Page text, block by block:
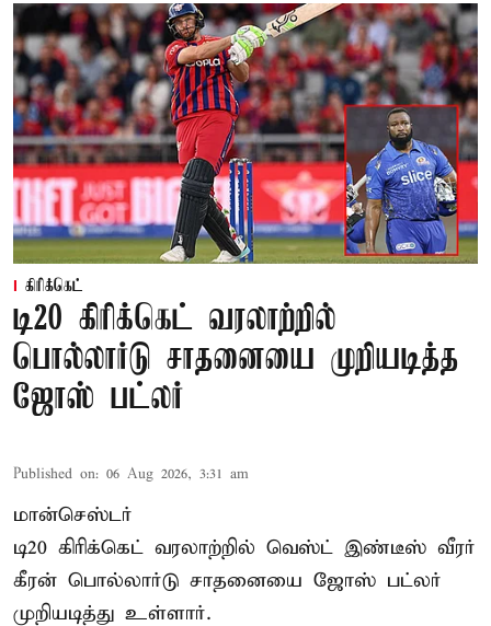
கிரிக்கெட்
டி20 கிரிக்கெட் வரலாற்றில்
பொல்லார்டு சாதனையை முறியடித்த
ஜோஸ் பட்லர்
Published on: 06 Aug 2026, 3:31 am
மான்செஸ்டர்
டி20 கிரிக்கெட் வரலாற்றில் வெஸ்ட் இண்டீஸ் வீரர்
கீரன் பொல்லார்டு சாதனையை ஜோஸ் பட்லர்
முறியடித்து உள்ளார்.